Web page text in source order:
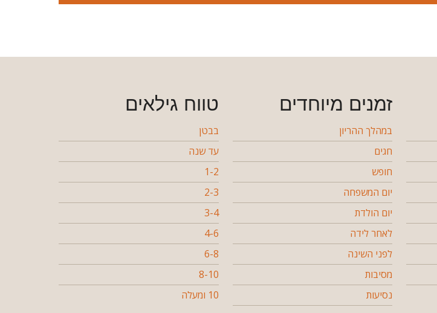
טווח גילאים
בבטן
עד שנה
1-2
2-3
3-4
4-6
6-8
8-10
10 ומעלה
זמנים מיוחדים
במהלך ההריון
חגים
חופש
יום המשפחה
יום הולדת
לאחר לידה
לפני השינה
מסיבות
נסיעות